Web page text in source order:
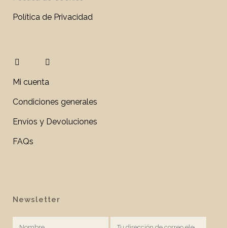
Política de Privacidad
Mi cuenta
Condiciones generales
Envíos y Devoluciones
FAQs
Newsletter